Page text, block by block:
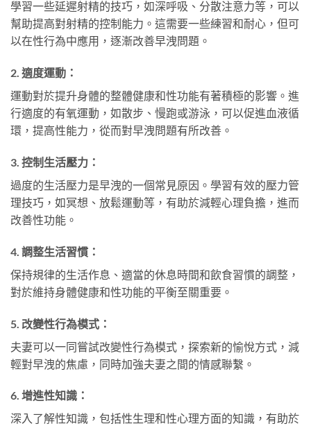
學習一些延遲射精的技巧，如深呼吸、分散注意力等，可以
幫助提高對射精的控制能力。這需要一些練習和耐心，但可
以在性行為中應用，逐漸改善早洩問題。
2. 適度運動：
運動對於提升身體的整體健康和性功能有著積極的影響。進
行適度的有氧運動，如散步、慢跑或游泳，可以促進血液循
環，提高性能力，從而對早洩問題有所改善。
3. 控制生活壓力：
過度的生活壓力是早洩的一個常見原因。學習有效的壓力管
理技巧，如冥想、放鬆運動等，有助於減輕心理負擔，進而
改善性功能。
4. 調整生活習慣：
保持規律的生活作息、適當的休息時間和飲食習慣的調整，
對於維持身體健康和性功能的平衡至關重要。
5. 改變性行為模式：
夫妻可以一同嘗試改變性行為模式，探索新的愉悅方式，減
輕對早洩的焦慮，同時加強夫妻之間的情感聯繫。
6. 增進性知識：
深入了解性知識，包括性生理和性心理方面的知識，有助於